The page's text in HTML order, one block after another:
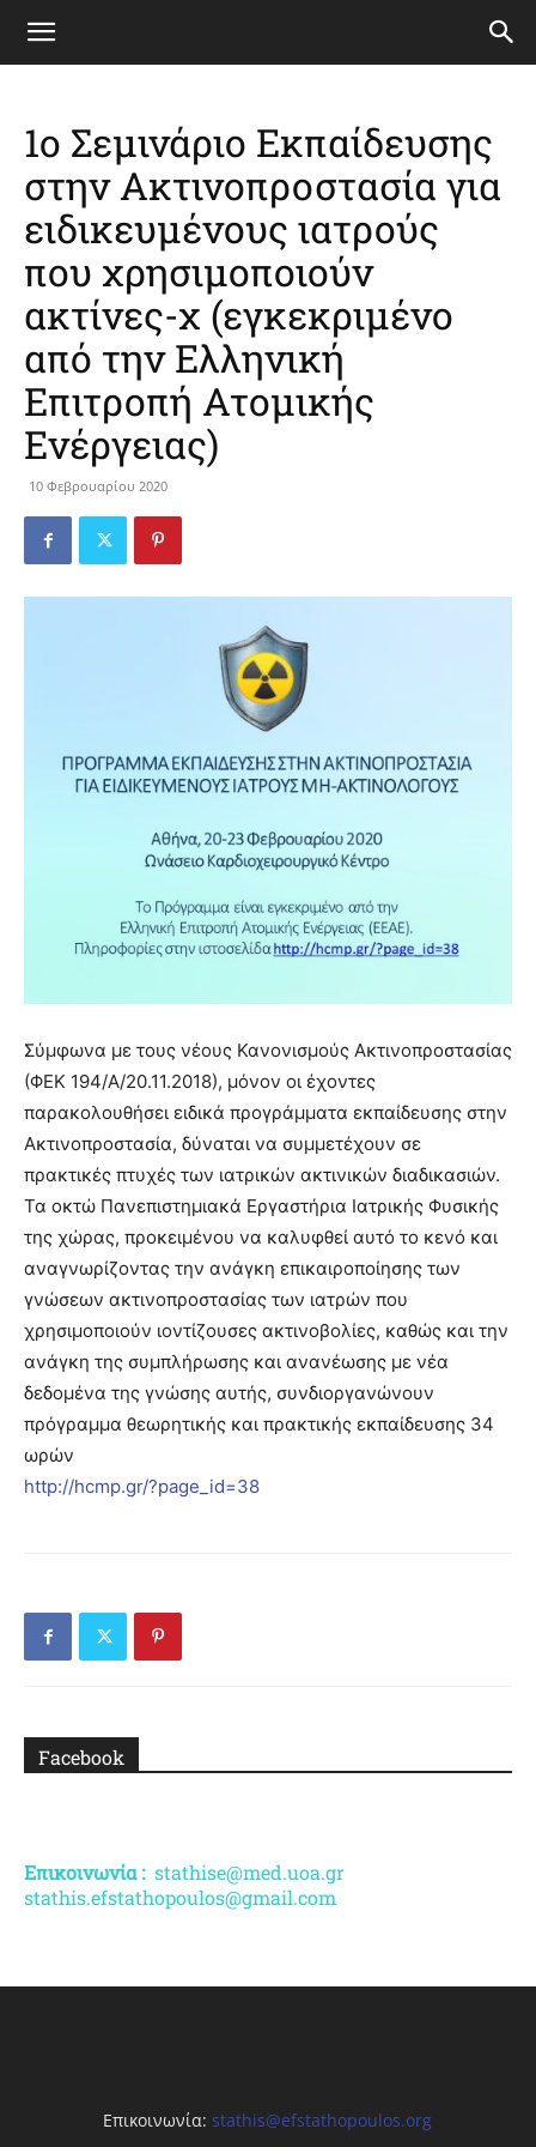
1ο Σεμινάριο Εκπαίδευσης
στην Ακτινοπροστασία για
ειδικευμένους ιατρούς
που χρησιμοποιούν
ακτίνες-χ (εγκεκριμένο
από την Ελληνική
Επιτροπή Ατομικής
Ενέργειας)
10 Φεβρουαρίου 2020
Σύμφωνα με τους νέους Κανονισμούς Ακτινοπροστασίας
(ΦΕΚ 194/Α/20.11.2018), μόνον οι έχοντες
παρακολουθήσει ειδικά προγράμματα εκπαίδευσης στην
Ακτινοπροστασία, δύναται να συμμετέχουν σε
πρακτικές πτυχές των ιατρικών ακτινικών διαδικασιών.
Τα οκτώ Πανεπιστημιακά Εργαστήρια Ιατρικής Φυσικής
της χώρας, προκειμένου να καλυφθεί αυτό το κενό και
αναγνωρίζοντας την ανάγκη επικαιροποίησης των
γνώσεων ακτινοπροστασίας των ιατρών που
χρησιμοποιούν ιοντίζουσες ακτινοβολίες, καθώς και την
ανάγκη της συμπλήρωσης και ανανέωσης με νέα
δεδομένα της γνώσης αυτής, συνδιοργανώνουν
πρόγραμμα θεωρητικής και πρακτικής εκπαίδευσης 34
ωρών
http://hcmp.gr/?page_id=38
Facebook
Επικοινωνία : stathise@med.uoa.gr
stathis.efstathopoulos@gmail.com
Επικοινωνία:stathis@efstathopoulos.org